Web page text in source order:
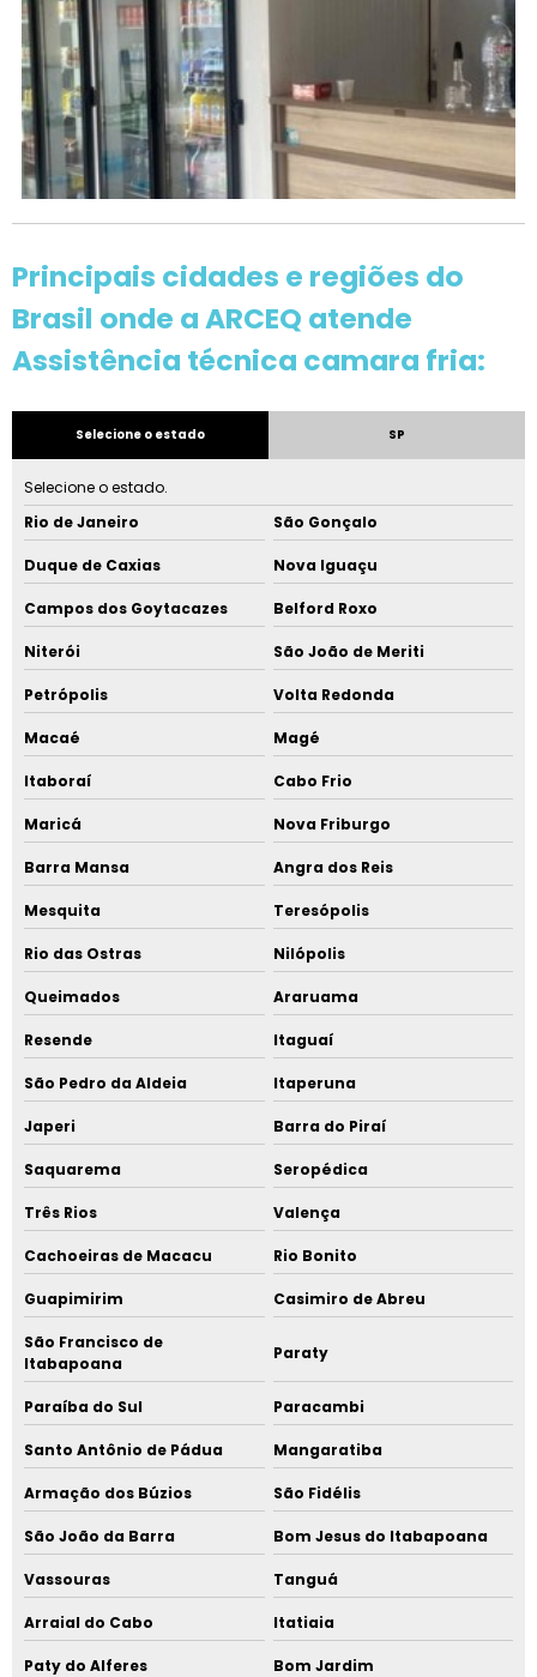
Principais cidades e regiões do
Brasil onde a ARCEQ atende
Assistência técnica camara fria:
Selecione o estado SP
Selecione o estado.
Rio de Janeiro
São Gonçalo
Duque de Caxias Nova Iguaçu
Campos dos Goytacazes Belford Roxo
Niterói São João de Meriti
Petrópolis Volta Redonda
Macaé Magé
Itaboraí Cabo Frio
Maricá Nova Friburgo
Barra Mansa Angra dos Reis
Mesquita Teresópolis
Rio das Ostras Nilópolis
Queimados Araruama
Resende Itaguaí
São Pedro da Aldeia Itaperuna
Japeri Barra do Piraí
Saquarema Seropédica
Três Rios Valença
Cachoeiras de Macacu Rio Bonito
Guapimirim Casimiro de Abreu
São Francisco de
Itabapoana
Paraty
Paraíba do Sul Paracambi
Santo Antônio de Pádua Mangaratiba
Armação dos Búzios São Fidélis
São João da Barra Bom Jesus do Itabapoana
Vassouras Tanguá
Arraial do Cabo Itatiaia
Paty do Alferes Bom Jardim